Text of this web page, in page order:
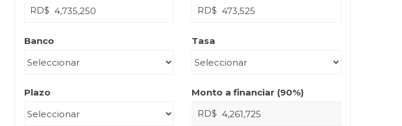
RD$
RD$
Banco Tasa
Plazo Monto a financiar (90%)
RD$